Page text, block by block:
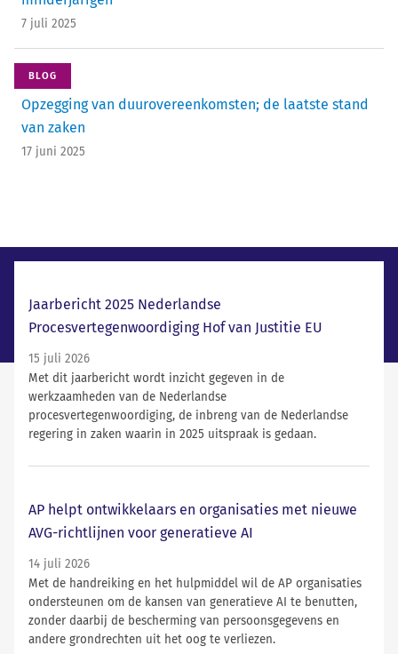
7 juli 2025
BLOG
Opzegging van duurovereenkomsten; de laatste stand
van zaken
17 juni 2025
Jaarbericht 2025 Nederlandse
Procesvertegenwoordiging Hof van Justitie EU
15 juli 2026
Met dit jaarbericht wordt inzicht gegeven in de
werkzaamheden van de Nederlandse
procesvertegenwoordiging, de inbreng van de Nederlandse
regering in zaken waarin in 2025 uitspraak is gedaan.
AP helpt ontwikkelaars en organisaties met nieuwe
AVG-richtlijnen voor generatieve AI
14 juli 2026
Met de handreiking en het hulpmiddel wil de AP organisaties
ondersteunen om de kansen van generatieve AI te benutten,
zonder daarbij de bescherming van persoonsgegevens en
andere grondrechten uit het oog te verliezen.